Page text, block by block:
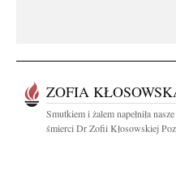
ZOFIA
Smutkiem i żalem napełniła
śmierci Dr Zofii Kłosowskiej